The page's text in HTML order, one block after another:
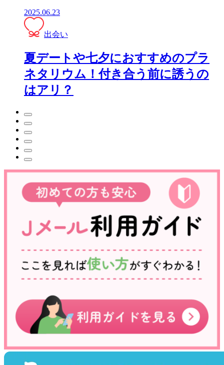
2025.06.23
出会い
夏デートや七夕におすすめのプラ
ネタリウム！付き合う前に誘うの
はアリ？